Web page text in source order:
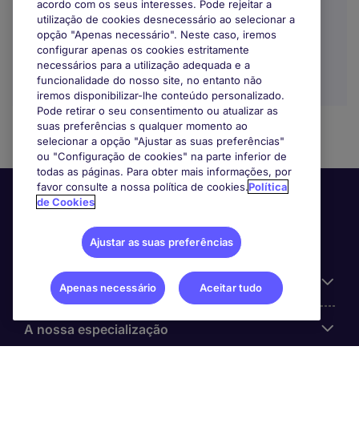
Informação Útil
A nossa especialização
acordo com os seus interesses. Pode rejeitar a
utilização de cookies desnecessário ao selecionar a
opção "Apenas necessário". Neste caso, iremos
configurar apenas os cookies estritamente
necessários para a utilização adequada e a
funcionalidade do nosso site, no entanto não
iremos disponibilizar-lhe conteúdo personalizado.
Pode retirar o seu consentimento ou atualizar as
suas preferências s qualquer momento ao
selecionar a opção "Ajustar as suas preferências"
ou "Configuração de cookies" na parte inferior de
todas as páginas. Para obter mais informações, por
favor consulte a nossa política de cookies.Política
de Cookies
Ajustar as suas preferências
Apenas necessário Aceitar tudo